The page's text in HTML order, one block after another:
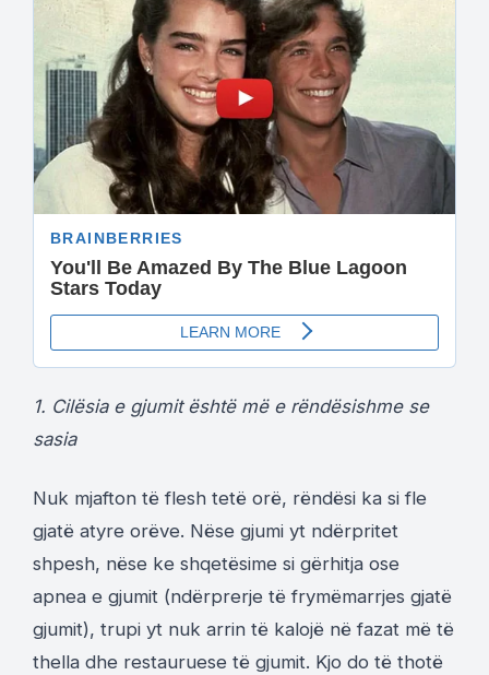
1. Cilësia e gjumit është më e rëndësishme se
sasia
Nuk mjafton të flesh tetë orë, rëndësi ka si fle
gjatë atyre orëve. Nëse gjumi yt ndërpritet
shpesh, nëse ke shqetësime si gërhitja ose
apnea e gjumit (ndërprerje të frymëmarrjes gjatë
gjumit), trupi yt nuk arrin të kalojë në fazat më të
thella dhe restauruese të gjumit. Kjo do të thotë